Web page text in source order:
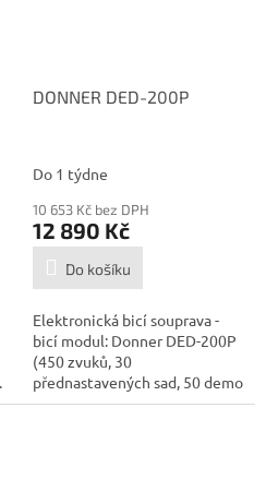
DONNER DED-200P
Do 1 týdne
10 653 Kč bez DPH
12 890 Kč
Do košíku
Elektronická bicí souprava -
bicí modul: Donner DED-200P
(450 zvuků, 30
přednastavených sad, 50 demo
skladeb), 5x...